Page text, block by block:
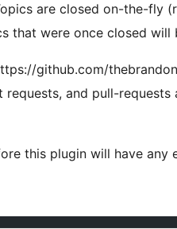
are closed on-the-fly
that were once closed will
github.com/
and pull-requests
this plugin will have any